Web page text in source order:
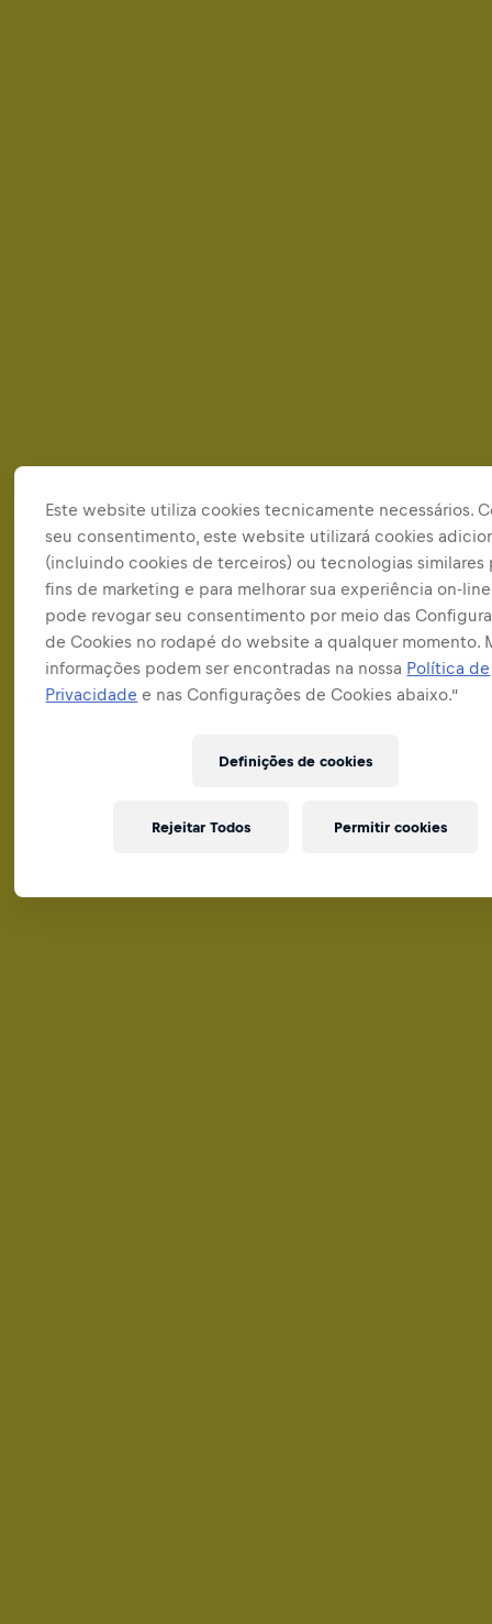
Este website utiliza cookies tecnicamente necessários.
seu consentimento, este website utilizará cookies
(incluindo cookies de terceiros) ou tecnologias similares
fins de marketing e para melhorar sua experiência on-
pode revogar seu consentimento por meio das
de Cookies no rodapé do website a qualquer momento.
informações podem ser encontradas na nossa Política de
Privacidade e nas Configurações de Cookies abaixo.”
Definições de cookies
Rejeitar Todos Permitir cookies